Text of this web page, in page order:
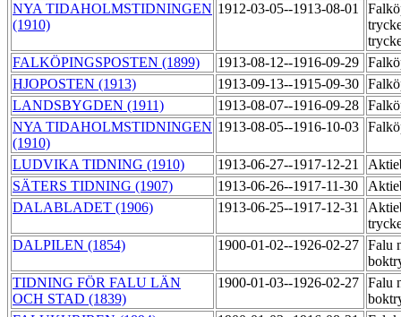
NYA TIDAHOLMSTIDNINGEN
(1910)
1912-03-05--1913-08-01
FALKÖPINGSPOSTEN (1899)
1913-08-12--1916-09-29
HJOPOSTEN (1913)
1913-09-13--1915-09-30
LANDSBYGDEN (1911)
1913-08-07--1916-09-28
NYA TIDAHOLMSTIDNINGEN
(1910)
1913-08-05--1916-10-03
LUDVIKA TIDNING (1910) 1913-06-27--1917-12-21
SÄTERS TIDNING (1907)
1913-06-26--1917-11-30
DALABLADET (1906)
1913-06-25--1917-12-31
DALPILEN (1854)
1900-01-02--1926-02-27 Falu
TIDNING FÖR FALU LÄN
OCH STAD (1839)
1900-01-03--1926-02-27 Falu